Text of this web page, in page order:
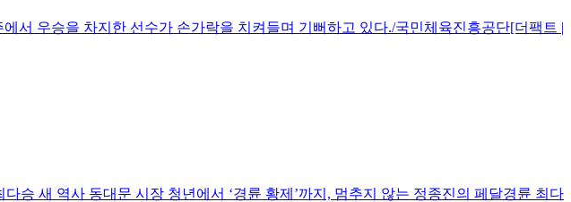
서 우승을 차지한 선수가 손가락을 치켜들며 기뻐하고 있다./국민체육진흥공단[더팩트 |
승 새 역사 동대문 시장 청년에서 ‘경륜 황제’까지, 멈추지 않는 정종진의 페달경륜 최다